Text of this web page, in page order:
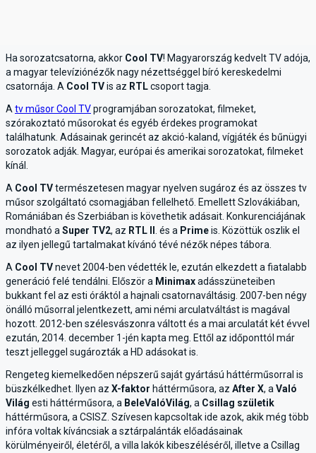
Ha sorozatcsatorna, akkor Cool TV! Magyarország kedvelt TV adója,
a magyar televíziónézők nagy nézettséggel bíró kereskedelmi
csatornája. A Cool TVis az RTLcsoport tagja.
A tv műsor Cool TVprogramjában sorozatokat, filmeket,
szórakoztató műsorokat és egyéb érdekes programokat
találhatunk. Adásainak gerincét az akció-kaland, vígjáték és bűnügyi
sorozatok adják. Magyar, európai és amerikai sorozatokat, filmeket
kínál.
A Cool TVtermészetesen magyar nyelven sugároz és az összes tv
műsor szolgáltató csomagjában fellelhető. Emellett Szlovákiában,
Romániában és Szerbiában is követhetik adásait. Konkurenciájának
mondható a Super TV2, az RTL II . és a Primeis. Közöttük oszlik el
az ilyen jellegű tartalmakat kívánó tévé nézők népes tábora.
A Cool TVnevet 2004-ben védették le, ezután elkezdett a fiatalabb
generáció felé tendálni. Először a Minimaxadásszüneteiben
bukkant fel az esti óráktól a hajnali csatornaváltásig. 2007-ben négy
önálló műsorral jelentkezett, ami némi arculatváltást is magával
hozott. 2012-ben szélesvászonra váltott és a mai arculatát két évvel
ezután, 2014. december 1-jén kapta meg. Ettől az időponttól már
teszt jelleggel sugározták a HD adásokat is.
Rengeteg kiemelkedően népszerű saját gyártású háttérműsorral is
büszkélkedhet. Ilyen az X-faktor háttérműsora, az After X, a Való
Világ esti háttérműsora, a BeleValóVilág, a Csillag születik
háttérműsora, a CSISZ. Szívesen kapcsoltak ide azok, akik még több
infóra voltak kíváncsiak a sztárpalánták előadásainak
körülményeiről, életéről, a villa lakók kibeszéléséről, illetve a Csillag